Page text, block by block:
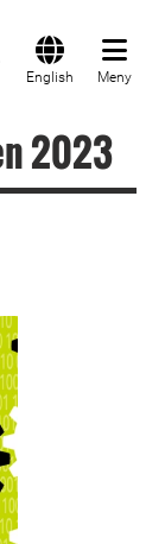
English Meny
2023